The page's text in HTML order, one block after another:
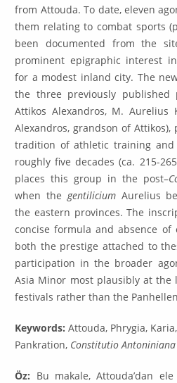
from Attouda. To date, eleven
them relating to combat sports
been documented from the
prominent epigraphic interest
for a modest inland city. The
the three previously published
Attikos Alexandros, M. Aurelius
Alexandros, grandson of
tradition of athletic training and
roughly five decades (ca. 215-
places this group in the post–
when thegentiliciumAurelius
the eastern provinces. The
concise formula and absence of
both the prestige attached to
participation in the broader
Asia Minor most plausibly at the
festivals rather than the
Keywords: Attouda, Phrygia,
Pankration, Constitutio Antoniniana
Öz: Bu makale, Attouda’dan